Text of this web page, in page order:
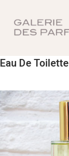
Eau De Toilette